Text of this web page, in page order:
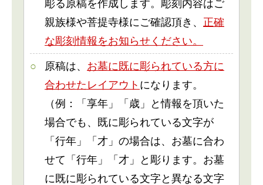
彫る原稿を作成します。彫刻内容はご
親族様や菩提寺様にご確認頂き、 正確
な彫刻情報をお知らせください。
原稿は、 お墓に既に彫られている方に
合わせたレイアウト になります。
（例：「享年」「歳」と情報を頂いた
場合でも、既に彫られている文字が
「行年」「才」の場合は、お墓に合わ
せて「行年」「才」と彫ります。お墓
に既に彫られている文字と異なる文字